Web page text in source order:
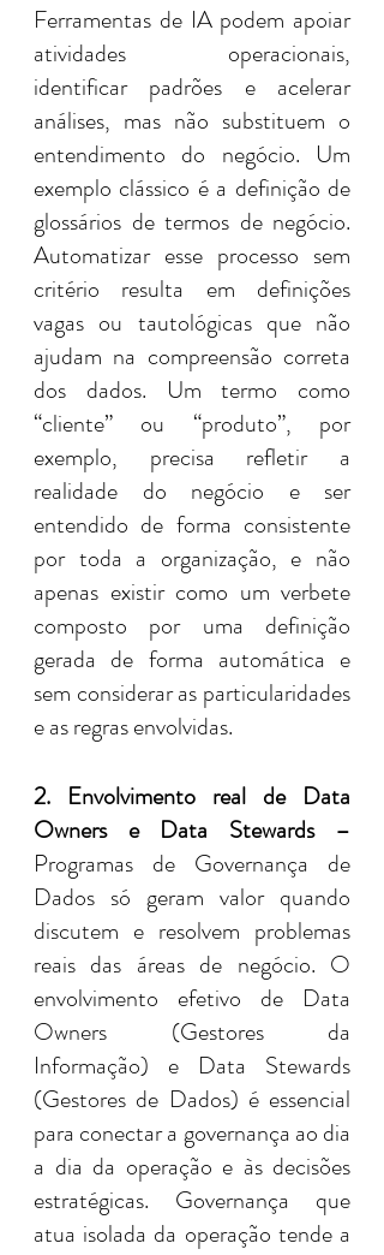
Ferramentas de IA podem apoiar
atividades operacionais,
identificar padrões e acelerar
análises, mas não substituem o
entendimento do negócio. Um
exemplo clássico é a definição de
glossários de termos de negócio.
Automatizar esse processo sem
critério resulta em definições
vagas ou tautológicas que não
ajudam na compreensão correta
dos dados. Um termo como
“cliente” ou “produto”, por
exemplo, precisa refletir a
realidade do negócio e ser
entendido de forma consistente
por toda a organização, e não
apenas existir como um verbete
composto por uma definição
gerada de forma automática e
sem considerar as particularidades
e as regras envolvidas.
2. Envolvimento real de Data
Owners e Data Stewards –
Programas de Governança de
Dados só geram valor quando
discutem e resolvem problemas
reais das áreas de negócio. O
envolvimento efetivo de Data
Owners (Gestores da
Informação) e Data Stewards
(Gestores de Dados) é essencial
para conectar a governança ao dia
a dia da operação e às decisões
estratégicas. Governança que
atua isolada da operação tende a